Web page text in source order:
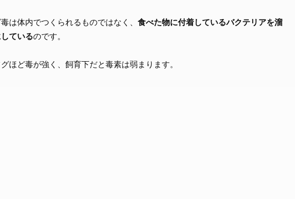
は体内でつくられるものではなく、 食べた物に付着しているバクテリアを溜
ているのです。
ほど毒が強く、飼育下だと毒素は弱まります。